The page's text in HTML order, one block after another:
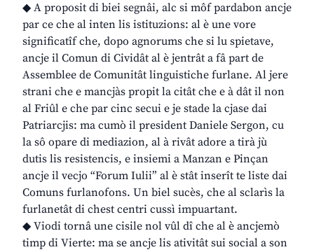
◆ A proposit di biei segnâi, alc si môf pardabon ancje
par ce che al inten lis istituzions: al è une vore
significatîf che, dopo agnorums che si lu spietave,
ancje il Comun di Cividât al è jentrât a fâ part de
Assemblee de Comunitât linguistiche furlane. Al jere
strani che e mancjàs propit la citât che e à dât il non
al Friûl e che par cinc secui e je stade la cjase dai
Patriarcjis: ma cumò il president Daniele Sergon, cu
la sô opare di mediazion, al à rivât adore a tirà jù
dutis lis resistencis, e insiemi a Manzan e Pinçan
ancje il vecjo “Forum Iulii” al è stât inserît te liste dai
Comuns furlanofons. Un biel sucès, che al sclarìs la
furlanetât di chest centri cussì impuartant.
◆ Viodi tornâ une cisile nol vûl dî che al è ancjemò
timp di Vierte: ma se ancje lis ativitât sui social a son